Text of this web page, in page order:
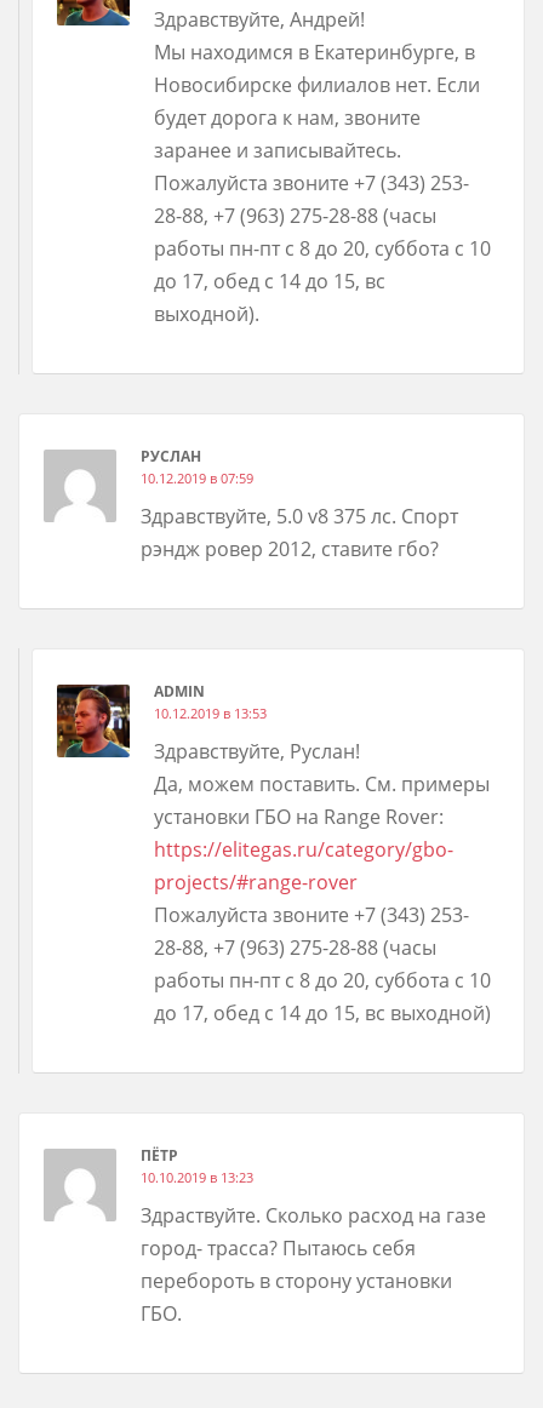
Здравствуйте, Андрей!
Мы находимся в Екатеринбурге, в
Новосибирске филиалов нет. Если
будет дорога к нам, звоните
заранее и записывайтесь.
Пожалуйста звоните +7 (343) 253-
28-88, +7 (963) 275-28-88 (часы
работы пн-пт с 8 до 20, суббота с 10
до 17, обед с 14 до 15, вс
выходной).
РУСЛАН
10.12.2019 в 07:59
Здравствуйте, 5.0 v8 375 лс. Спорт
рэндж ровер 2012, ставите гбо?
ADMIN
10.12.2019 в 13:53
Здравствуйте, Руслан!
Да, можем поставить. См. примеры
установки ГБО на Range Rover:
https://elitegas.ru/category/gbo-
projects/#range-rover
Пожалуйста звоните +7 (343) 253-
28-88, +7 (963) 275-28-88 (часы
работы пн-пт с 8 до 20, суббота с 10
до 17, обед с 14 до 15, вс выходной)
ПЁТР
10.10.2019 в 13:23
Здраствуйте. Сколько расход на газе
город- трасса? Пытаюсь себя
перебороть в сторону установки
ГБО.